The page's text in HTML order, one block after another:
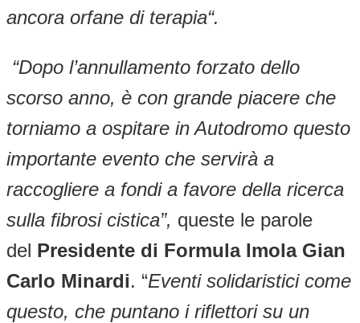
ancora orfane di terapia“.
“Dopo l’annullamento forzato dello
scorso anno, è con grande piacere che
torniamo a ospitare in Autodromo questo
importante evento che servirà a
raccogliere a fondi a favore della ricerca
sulla fibrosi cistica”, queste le parole
del Presidente di Formula Imola Gian
Carlo Minardi. “Eventi solidaristici come
questo, che puntano i riflettori su un